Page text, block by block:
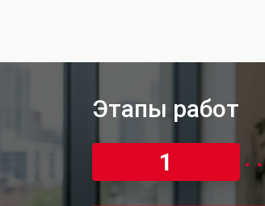
Замена печатной
Замена каретки мфу
Этапы работ
1